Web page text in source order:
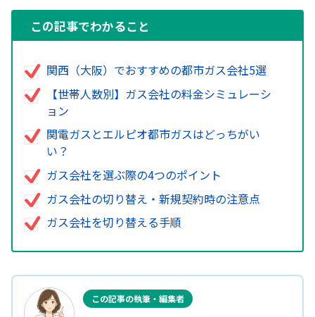
この記事でわかること
関西（大阪）でおすすめの都市ガス会社5選
【世帯人数別】ガス会社の料金シミュレーシ
ョン
関電ガスとエルピオ都市ガスはどっちがい
い？
ガス会社を選ぶ際の4つのポイント
ガス会社の切り替え・新規契約時の注意点
ガス会社を切り替える手順
この記事の執筆・編集者